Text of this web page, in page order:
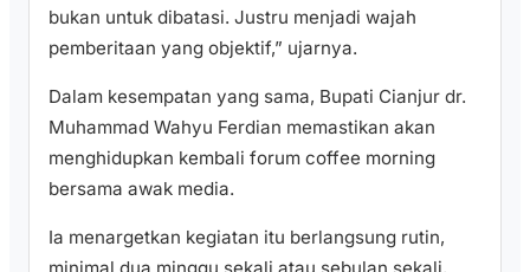
bukan untuk dibatasi. Justru menjadi wajah
pemberitaan yang objektif,” ujarnya.
Dalam kesempatan yang sama, Bupati Cianjur dr.
Muhammad Wahyu Ferdian memastikan akan
menghidupkan kembali forum coffee morning
bersama awak media.
Ia menargetkan kegiatan itu berlangsung rutin,